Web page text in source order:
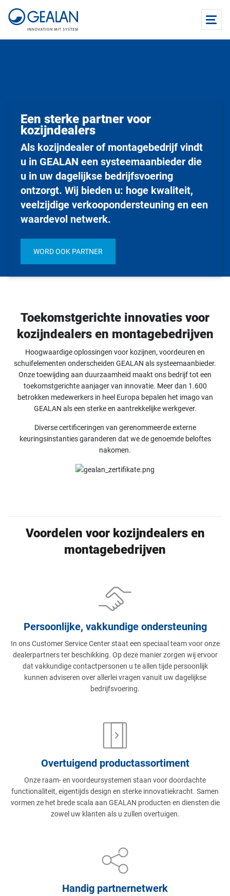
Een sterke partner voor
kozijndealers
Als kozijndealer of montagebedrijf vindt
u in GEALAN een systeemaanbieder die
u in uw dagelijkse bedrijfsvoering
ontzorgt. Wij bieden u: hoge kwaliteit,
veelzijdige verkoopondersteuning en een
waardevol netwerk.
WORD OOK PARTNER
Toekomstgerichte innovaties voor
kozijndealers en montagebedrijven
Hoogwaardige oplossingen voor kozijnen, voordeuren en
schuifelementen onderscheiden GEALAN als systeemaanbieder.
Onze toewijding aan duurzaamheid maakt ons bedrijf tot een
toekomstgerichte aanjager van innovatie. Meer dan 1.600
betrokken medewerkers in heel Europa bepalen het imago van
GEALAN als een sterke en aantrekkelijke werkgever.
Diverse certificeringen van gerenommeerde externe
keuringsinstanties garanderen dat we de genoemde beloftes
nakomen.
Voordelen voor kozijndealers en
montagebedrijven
Persoonlijke, vakkundige ondersteuning
In ons Customer Service Center staat een speciaal team voor onze
dealerpartners ter beschikking. Op deze manier zorgen wij ervoor
dat vakkundige contactpersonen u te allen tijde persoonlijk
kunnen adviseren over allerlei vragen vanuit uw dagelijkse
bedrijfsvoering.
Overtuigend productassortiment
Onze raam- en voordeursystemen staan voor doordachte
functionaliteit, eigentijds design en sterke innovatiekracht. Samen
vormen ze het brede scala aan GEALAN producten en diensten die
zowel uw klanten als u zullen overtuigen.
Handig partnernetwerk